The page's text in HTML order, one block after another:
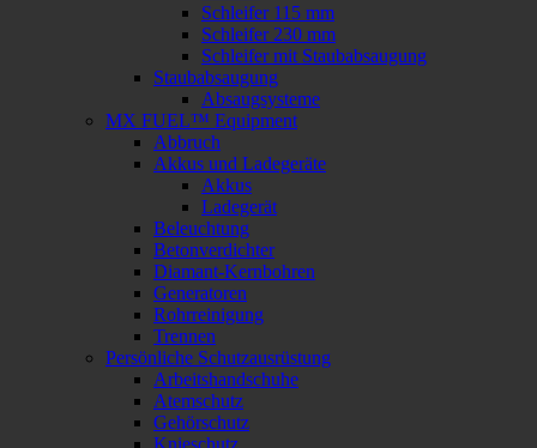
Schleifer 115 mm
Schleifer 230 mm
Schleifer mit Staubabsaugung
Staubabsaugung
Absaugsysteme
MX FUEL™ Equipment
Abbruch
Akkus und Ladegeräte
Akkus
Ladegerät
Beleuchtung
Betonverdichter
Diamant-Kernbohren
Generatoren
Rohrreinigung
Trennen
Persönliche Schutzausrüstung
Arbeitshandschuhe
Atemschutz
Gehörschutz
Knieschutz